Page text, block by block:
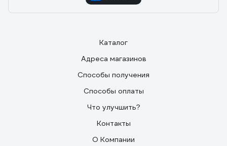
Каталог
Адреса магазинов
Способы получения
Способы оплаты
Что улучшить?
Контакты
О Компании